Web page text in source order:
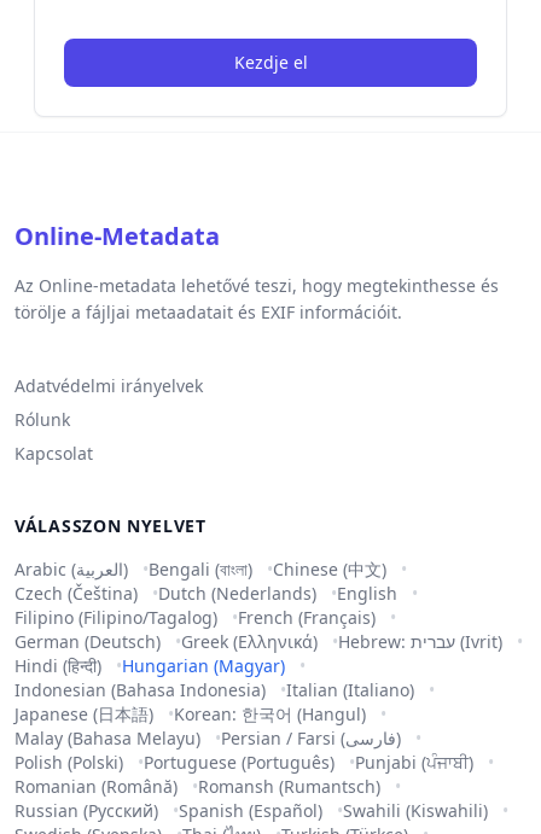
Kezdje el
Online-Metadata
Az Online-metadata lehetővé teszi, hogy megtekinthesse és
törölje a fájljai metaadatait és EXIF információit.
Adatvédelmi irányelvek
Rólunk
Kapcsolat
VÁLASSZON NYELVET
Arabic (العربية)
Bengali (বাংলা)
Chinese (中文)
Czech (Čeština)
Dutch (Nederlands)
English
Filipino (Filipino/Tagalog)
French (Français)
German (Deutsch)
Greek (Ελληνικά)
Hebrew: עברית (Ivrit)
Hindi (हिन्दी)
Hungarian (Magyar)
Indonesian (Bahasa Indonesia)
Italian (Italiano)
Japanese (日本語)
Korean: 한국어 (Hangul)
Malay (Bahasa Melayu)
Persian / Farsi (فارسی)
Polish (Polski)
Portuguese (Português)
Punjabi (ਪੰਜਾਬੀ)
Romanian (Română)
Romansh (Rumantsch)
Russian (Русский)
Spanish (Español)
Swahili (Kiswahili)